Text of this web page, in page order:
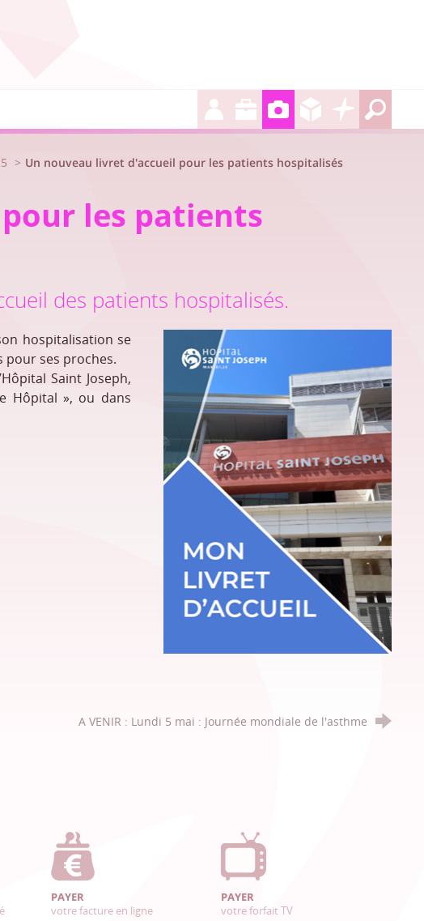
Un nouveau livret d'accueil pour les patients hospitalisés
les patients
des patients hospitalisés.
hospitalisation se
pour ses proches.
Saint Joseph,
Hôpital », ou dans
A VENIR : Lundi 5 mai : Journée mondiale de l'asthme
LinkedIn
PAYER
votre facture en ligne
PAYER
votre forfait TV